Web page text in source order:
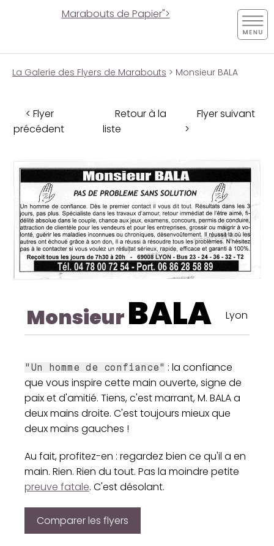
Marabouts de Papier">
La Galerie des Flyers de Marabouts > Monsieur BALA
< Flyer
précédent
Retour à la
liste
Flyer suivant
>
MonsieurBALA Lyon
"Un homme de confiance" : la confiance
que vous inspire cette main ouverte, signe de
paix et d'amitié. Tiens, c'est marrant, M. BALA a
deux mains droite. C'est toujours mieux que
deux mains gauches !
Au fait, profitez-en : regardez bien ce qu'il a en
main. Rien. Rien du tout. Pas la moindre petite
preuve fatale. C'est désolant.
Comparer les flyers